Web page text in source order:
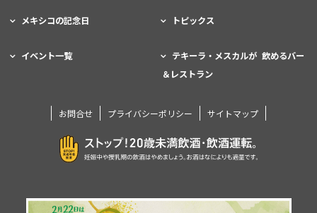
メキシコの記念日 トピックス
イベント一覧
テキーラ・メスカルが 飲めるバー
＆レストラン
お問合せ プライバシーポリシー サイトマップ